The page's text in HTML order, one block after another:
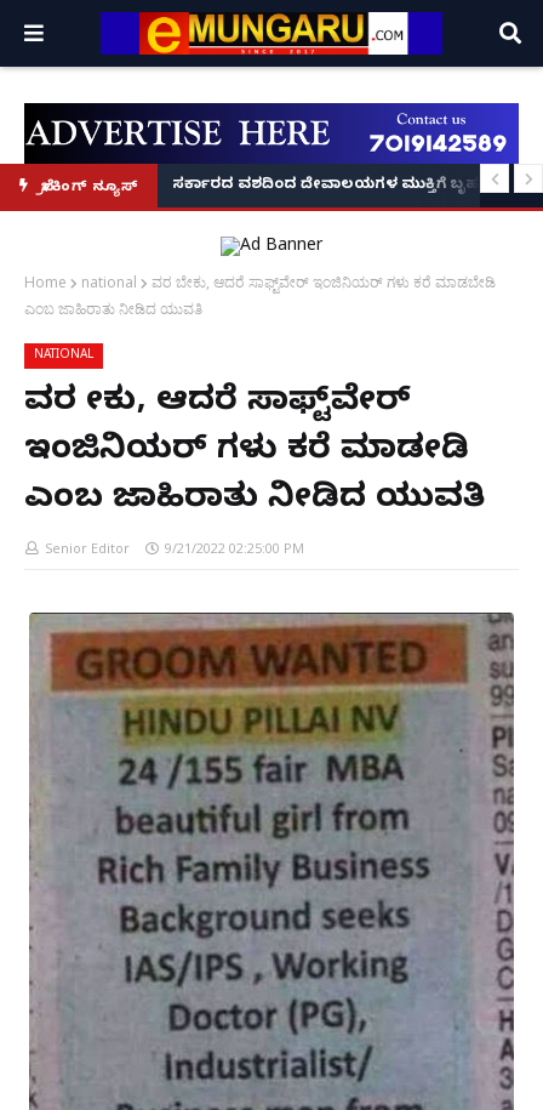
ಬ್ರೇಕಿಂಗ್ ನ್ಯೂಸ್
ಆರಂಭ' – ಸಚಿವ ಯು.ಟಿ. ಖಾದರ್ ಅಭಯ!ಸರ್ಕಾರದ ವಶದಿಂದ ದೇವಾಲಯಗಳ ಮುಕ್ತಿಗೆ ಬೃಹತ್
Home national
ವರ ಬೇಕು, ಆದರೆ ಸಾಫ್ಟ್‌ವೇರ್ ಇಂಜಿನಿಯರ್ ಗಳು‌ ಕರೆ ಮಾಡಬೇಡಿ
ಎಂಬ ಜಾಹಿರಾತು ನೀಡಿದ ಯುವತಿ
NATIONAL
ವರ ಬೇಕು, ಆದರೆ ಸಾಫ್ಟ್‌ವೇರ್
ಇಂಜಿನಿಯರ್ ಗಳು‌ ಕರೆ ಮಾಡಬೇಡಿ
ಎಂಬ ಜಾಹಿರಾತು ನೀಡಿದ ಯುವತಿ
Senior Editor 9/21/2022 02:25:00 PM